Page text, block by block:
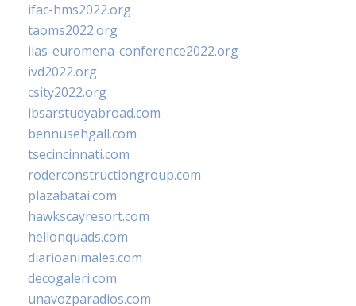
ifac-hms2022.org
taoms2022.org
iias-euromena-conference2022.org
ivd2022.org
csity2022.org
ibsarstudyabroad.com
bennusehgall.com
tsecincinnati.com
roderconstructiongroup.com
plazabatai.com
hawkscayresort.com
hellonquads.com
diarioanimales.com
decogaleri.com
unavozparadios.com